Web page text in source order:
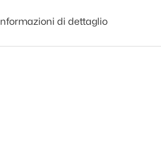
Informazioni di dettaglio